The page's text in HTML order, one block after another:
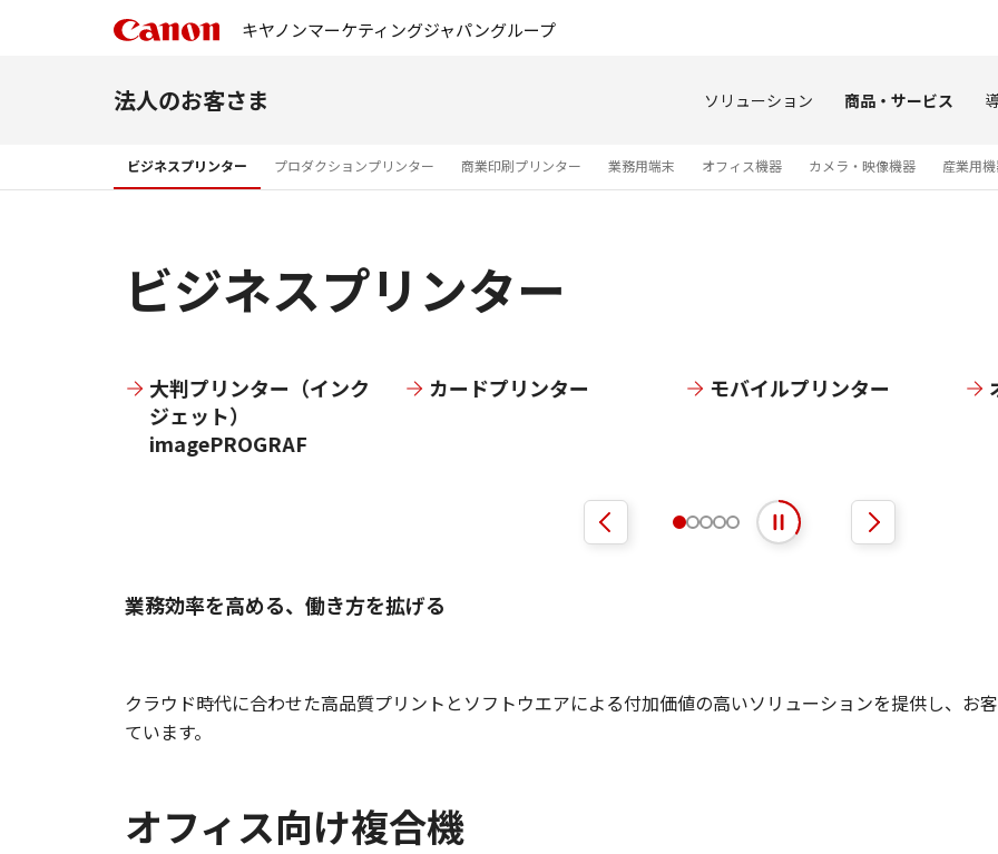
キヤノンマーケティングジャパングループ
法人のお客さま ソリューション 商品・サービス
ビジネスプリンター プロダクションプリンター 商業印刷プリンター 業務用端末 オフィス機器 カメラ・映像機器 産業用
ビジネスプリンター
大判プリンター（インク
ジェット）
imagePROGRAF
カードプリンター モバイルプリンター
自動再生を開始
自動再生を停止
業務効率を高める、働き方を拡げる
クラウド時代に合わせた高品質プリントとソフトウエアによる付加価値の高いソリューションを提供し、お
ています。
オフィス向け複合機